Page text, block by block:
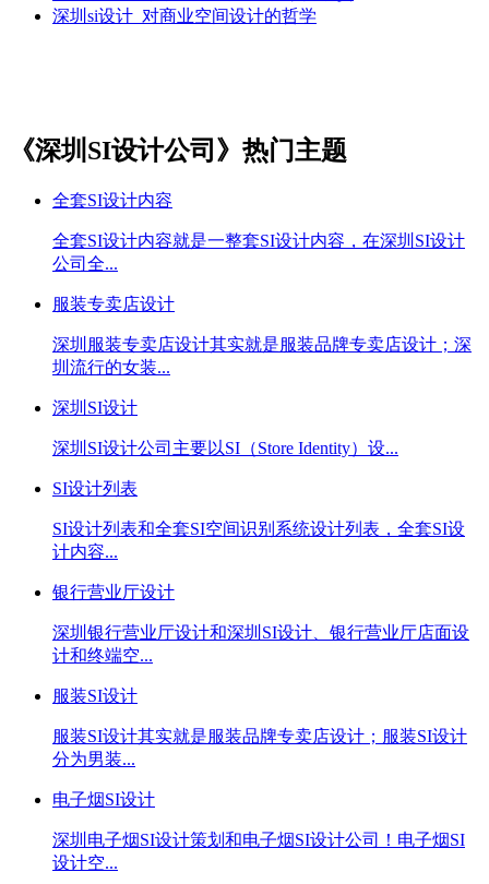
深圳si设计_对商业空间设计的哲学
《深圳SI设计公司》热门主题
全套SI设计内容
全套SI设计内容就是一整套SI设计内容，在深圳SI设计
公司全...
服装专卖店设计
深圳服装专卖店设计其实就是服装品牌专卖店设计；深
圳流行的女装...
深圳SI设计
深圳SI设计公司主要以SI（Store Identity）设...
SI设计列表
SI设计列表和全套SI空间识别系统设计列表，全套SI设
计内容...
银行营业厅设计
深圳银行营业厅设计和深圳SI设计、银行营业厅店面设
计和终端空...
服装SI设计
服装SI设计其实就是服装品牌专卖店设计；服装SI设计
分为男装...
电子烟SI设计
深圳电子烟SI设计策划和电子烟SI设计公司！电子烟SI
设计空...